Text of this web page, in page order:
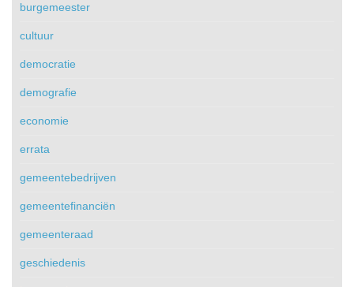
burgemeester
cultuur
democratie
demografie
economie
errata
gemeentebedrijven
gemeentefinanciën
gemeenteraad
geschiedenis